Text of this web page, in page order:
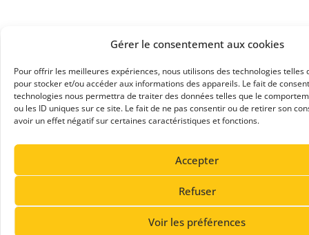
Gérer le consentement aux cookies
Pour offrir les meilleures expériences, nous utilisons des technologies telles
pour stocker et/ou accéder aux informations des appareils. Le fait de
technologies nous permettra de traiter des données telles que le
ou les ID uniques sur ce site. Le fait de ne pas consentir ou de retirer son
avoir un effet négatif sur certaines caractéristiques et fonctions.
Accepter
Refuser
Voir les préférences